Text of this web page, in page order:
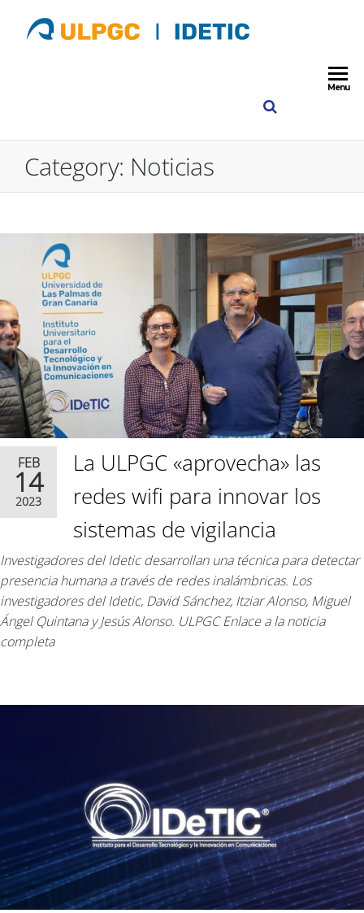
Desarrollo
Tecnológico
Menu
Category: Noticias
FEB
14
2023
La ULPGC «aprovecha» las
redes wifi para innovar los
sistemas de vigilancia
Investigadores del Idetic desarrollan una técnica para detectar
presencia humana a través de redes inalámbricas. Los
investigadores del Idetic, David Sánchez, Itziar Alonso, Miguel
Ángel Quintana y Jesús Alonso. ULPGC Enlace a la noticia
completa